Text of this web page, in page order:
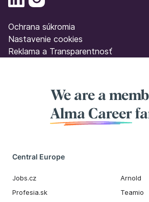
Ochrana súkromia
Nastavenie cookies
Reklama a Transparentnosť
We are a
Alma Career
Central Europe
Jobs.cz
Profesia.sk
Arnold
Teamio